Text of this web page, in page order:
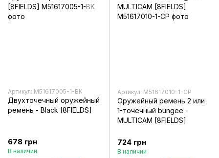
Артикул: M51617005-1-BK
Двухточечный оружейный
ремень - Black [8FIELDS]
678 грн
В наличии
Артикул: M51617010-1-CP
Оружейный ремень 2 или
1-точечный bungee -
MULTICAM [8FIELDS]
724 грн
В наличии